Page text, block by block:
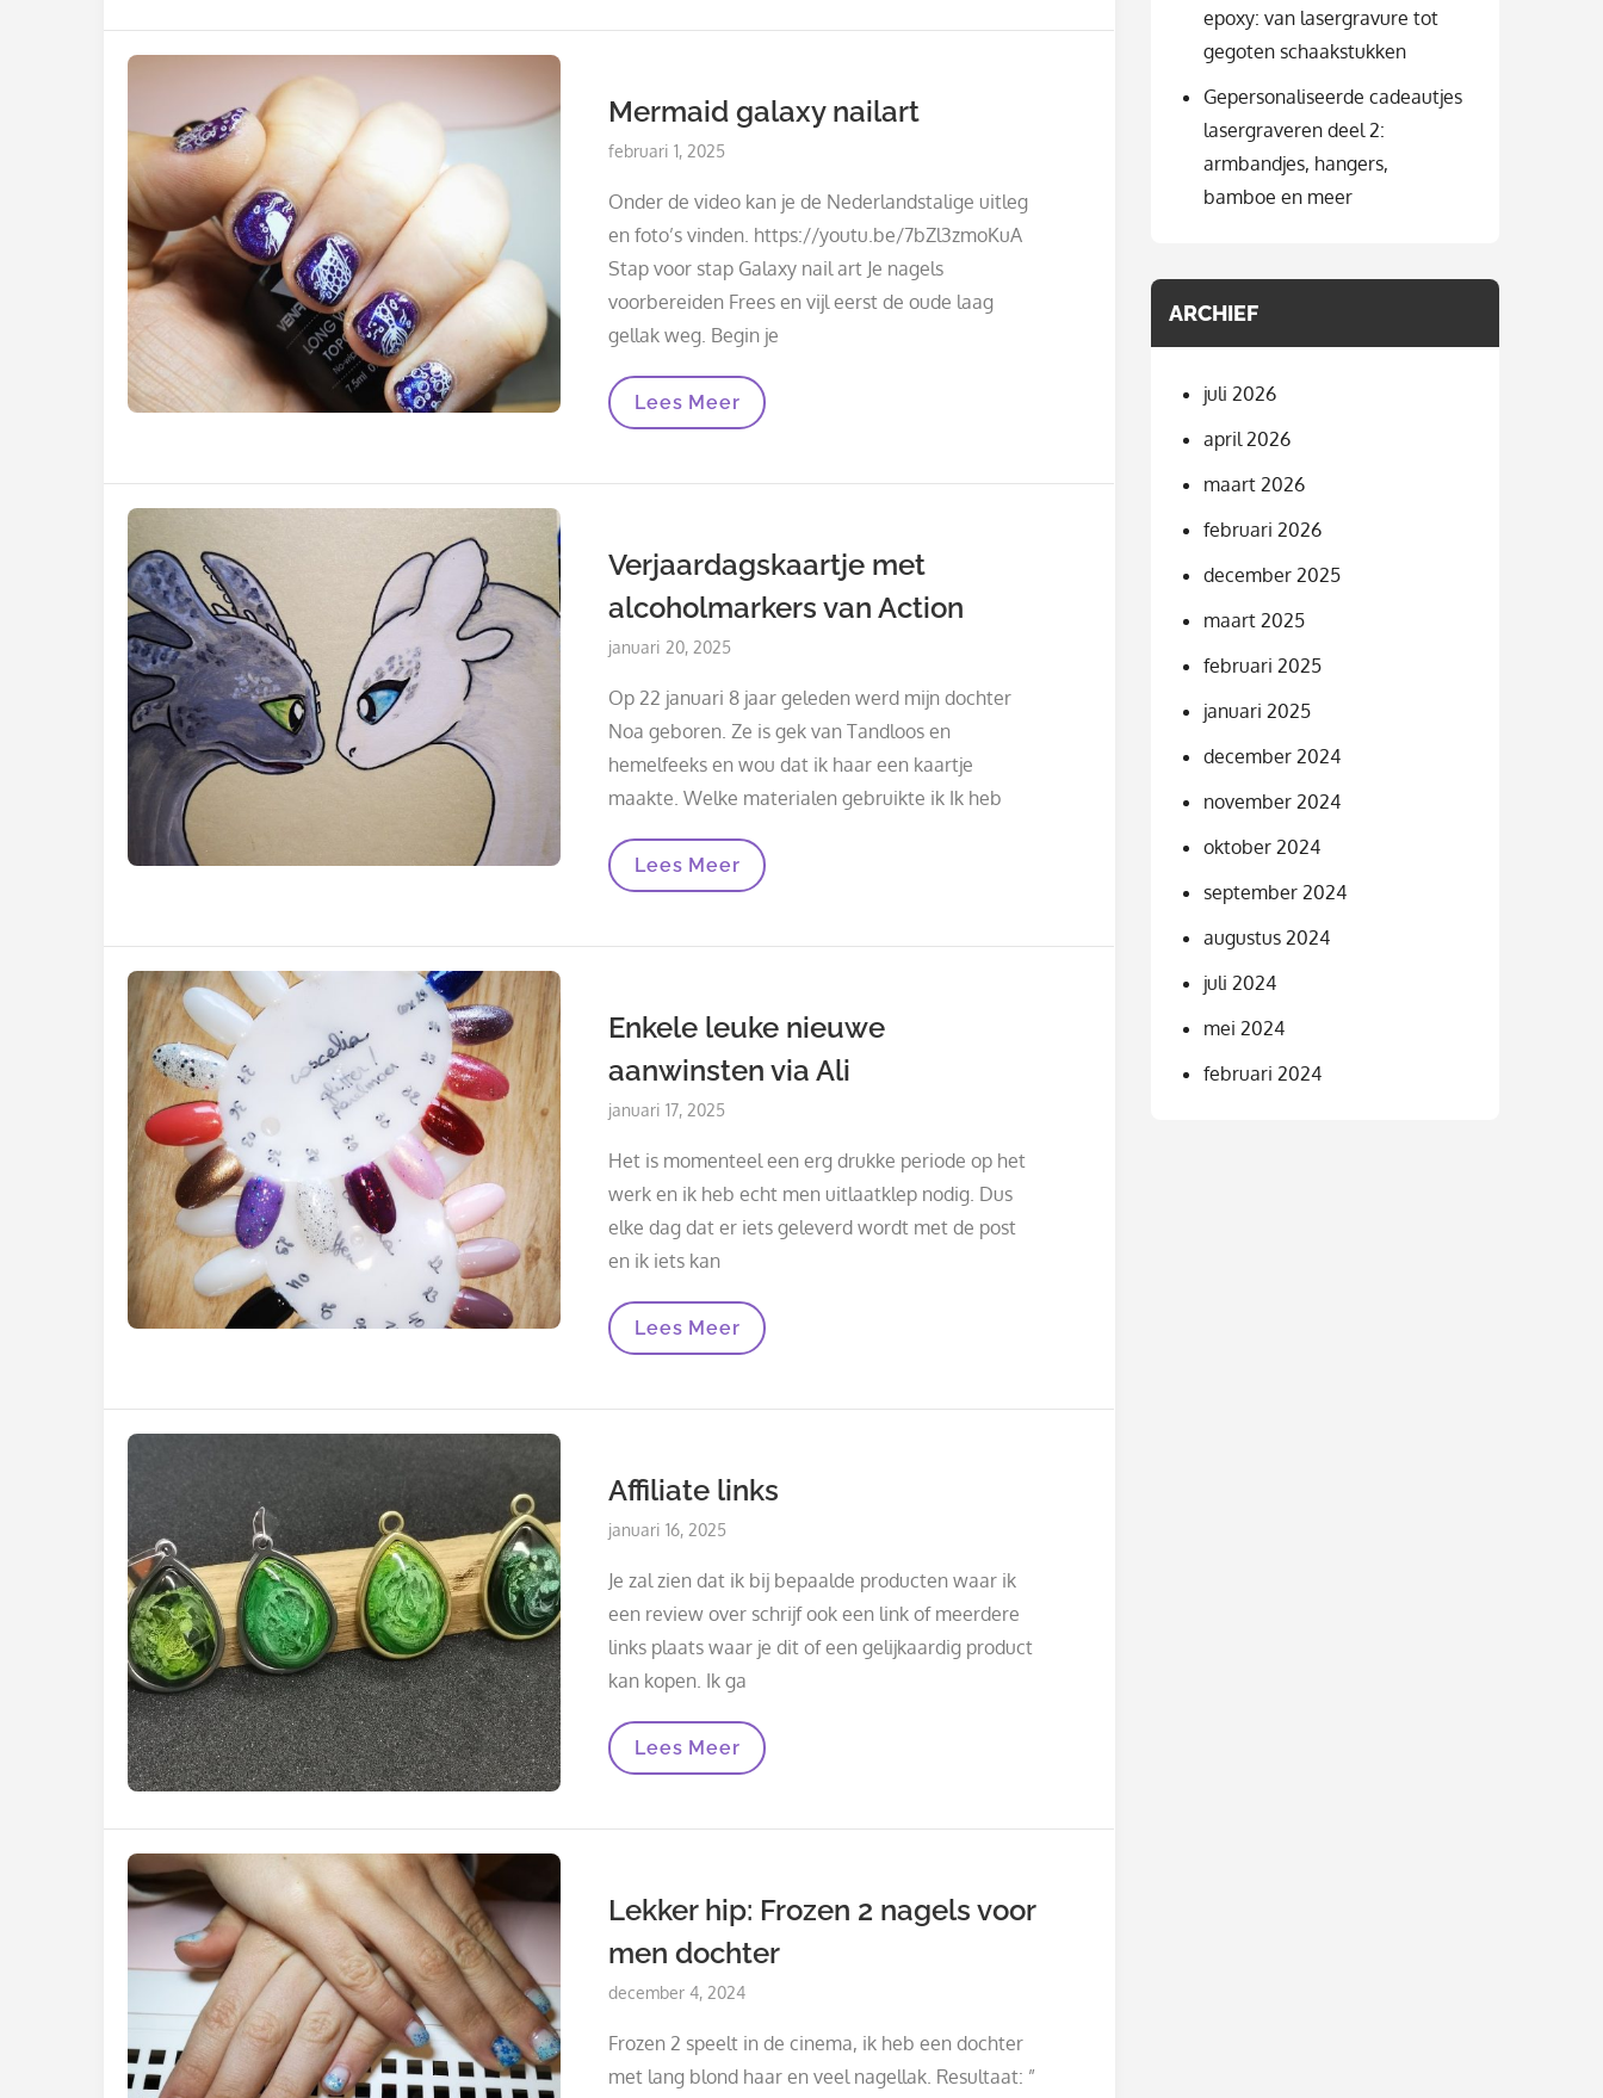
Mermaid galaxy nailart
Posted
februari 1, 2025
Onder de video kan je de Nederlandstalige uitleg
en foto’s vinden. https://youtu.be/7bZl3zmoKuA
Stap voor stap Galaxy nail art Je nagels
voorbereiden Frees en vijl eerst de oude laag
gellak weg. Begin je
Mermaid
Galaxy
Lees Meer
Verjaardagskaartje met
alcoholmarkers van Action
Posted
januari 20, 2025
Op 22 januari 8 jaar geleden werd mijn dochter
Noa geboren. Ze is gek van Tandloos en
hemelfeeks en wou dat ik haar een kaartje
maakte. Welke materialen gebruikte ik Ik heb
Verjaardagskaartje
Met
Action
Lees Meer
Enkele leuke nieuwe
aanwinsten via Ali
Posted
januari 17, 2025
Het is momenteel een erg drukke periode op het
werk en ik heb echt men uitlaatklep nodig. Dus
elke dag dat er iets geleverd wordt met de post
en ik iets kan
Enkele
Leuke
Via
Lees Meer
Affiliate links
Posted
januari 16, 2025
Je zal zien dat ik bij bepaalde producten waar ik
een review over schrijf ook een link of meerdere
links plaats waar je dit of een gelijkaardig product
kan kopen. Ik ga
Affiliate
Links
Lees Meer
Lekker hip: Frozen 2 nagels voor
men dochter
Posted
december 4, 2024
Frozen 2 speelt in de cinema, ik heb een dochter
met lang blond haar en veel nagellak. Resultaat: ”
epoxy: van lasergravure tot
gegoten schaakstukken
Gepersonaliseerde cadeautjes
lasergraveren deel 2:
armbandjes, hangers,
bamboe en meer
ARCHIEF
juli 2026
april 2026
maart 2026
februari 2026
december 2025
maart 2025
februari 2025
januari 2025
december 2024
november 2024
oktober 2024
september 2024
augustus 2024
juli 2024
mei 2024
februari 2024